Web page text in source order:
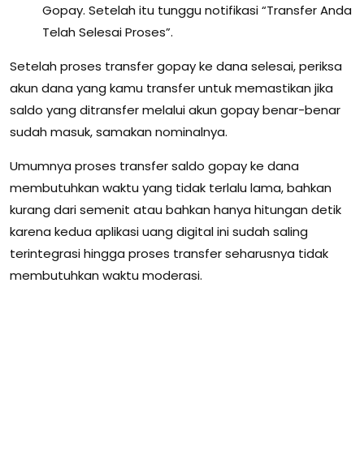
Gopay. Setelah itu tunggu notifikasi “Transfer Anda
Telah Selesai Proses”.
Setelah proses transfer gopay ke dana selesai, periksa
akun dana yang kamu transfer untuk memastikan jika
saldo yang ditransfer melalui akun gopay benar-benar
sudah masuk, samakan nominalnya.
Umumnya proses transfer saldo gopay ke dana
membutuhkan waktu yang tidak terlalu lama, bahkan
kurang dari semenit atau bahkan hanya hitungan detik
karena kedua aplikasi uang digital ini sudah saling
terintegrasi hingga proses transfer seharusnya tidak
membutuhkan waktu moderasi.